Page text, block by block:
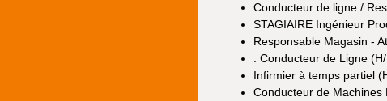
Conducteur de ligne /
STAGIAIRE Ingénieur
Responsable Magasin -
: Conducteur de Ligne
Infirmier à temps partiel
Conducteur de Machines